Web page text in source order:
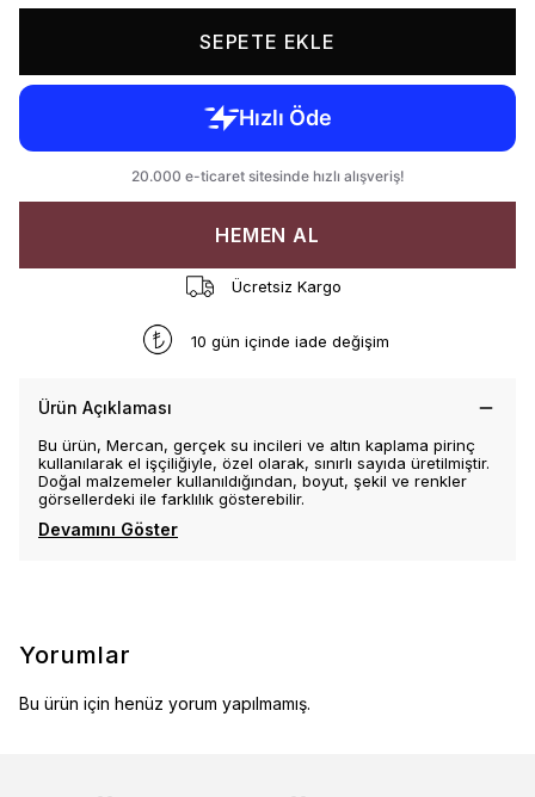
SEPETE EKLE
HEMEN AL
Ücretsiz Kargo
10 gün içinde iade değişim
Ürün Açıklaması
Bu ürün, Mercan, gerçek su incileri ve altın kaplama pirinç
kullanılarak el işçiliğiyle, özel olarak, sınırlı sayıda üretilmiştir.
Doğal malzemeler kullanıldığından, boyut, şekil ve renkler
görsellerdeki ile farklılık gösterebilir.
Devamını Göster
Yorumlar
Bu ürün için henüz yorum yapılmamış.